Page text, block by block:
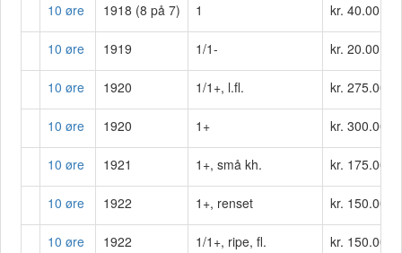
10 øre 1918 (8 på 7) 1 kr. 40.00
10 øre 1919 1/1- kr. 20.00
10 øre 1920 1/1+, l.fl. kr. 275.00
10 øre 1920 1+ kr. 300.00
10 øre 1921 1+, små kh. kr. 175.00
10 øre 1922 1+, renset kr. 150.00
10 øre 1922 1/1+, ripe, fl. kr. 150.00